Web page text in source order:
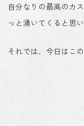
自分なりの最高のカ
っと湧いてくると思
それでは、今日はこの